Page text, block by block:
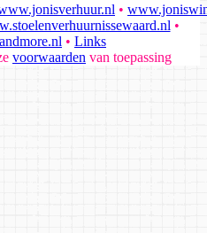
•
•
• Links
voorwaarden van toepassing